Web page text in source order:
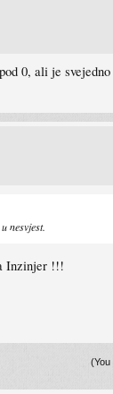
0, ali je
nesvjest.
Inzinjer !!!
(You